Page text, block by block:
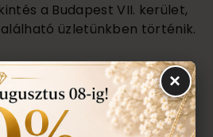
a Budapest VII. kerület,
üzletünkben történik.
A TERMÉKEKHEZ ×